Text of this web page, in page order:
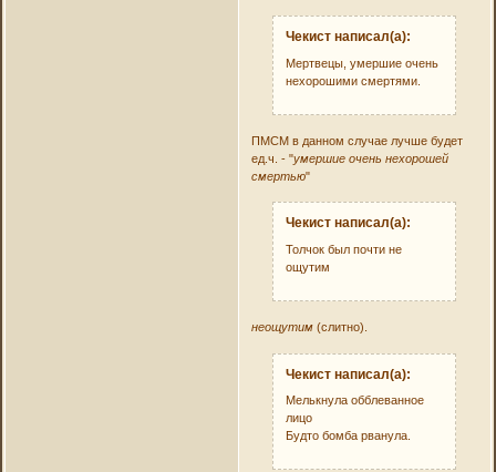
Чекист написал(а):
Мертвецы, умершие очень
нехорошими смертями.
ПМСМ в данном случае лучше будет
ед.ч. - "умершие очень нехорошей
смертью"
Чекист написал(а):
Толчок был почти не
ощутим
неощутим(слитно).
Чекист написал(а):
Мелькнула обблеванное
лицо
Будто бомба рванула.